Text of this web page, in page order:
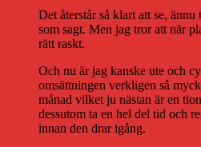
Det återstår så klart att se,
som sagt. Men jag tror att när
rätt raskt.
Och nu är jag kanske ute och
omsättningen verkligen så
månad vilket ju nästan är en
dessutom ta en hel del tid och
innan den drar igång.